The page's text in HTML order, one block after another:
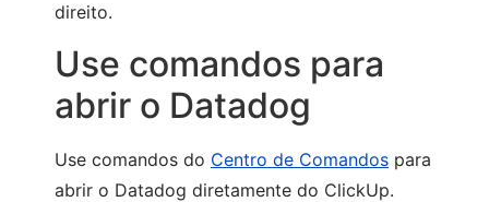
direito.
Use comandos para
abrir o Datadog
Use comandos do Centro de Comandos para
abrir o Datadog diretamente do ClickUp.